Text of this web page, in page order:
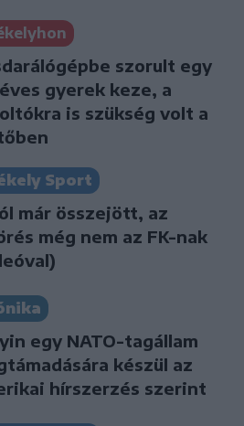
szorult egy
gyerek keze, a
is szükség volt a
Sport
már összejött, az
még nem az FK-nak
egy NATO-tagállam
készül az
hírszerzés szerint